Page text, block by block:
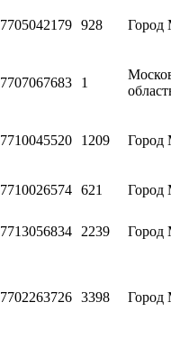
7705042179 928 Город
7707067683 1
7710045520 1209 Город
7710026574 621 Город
7713056834 2239 Город
7702263726 3398 Город